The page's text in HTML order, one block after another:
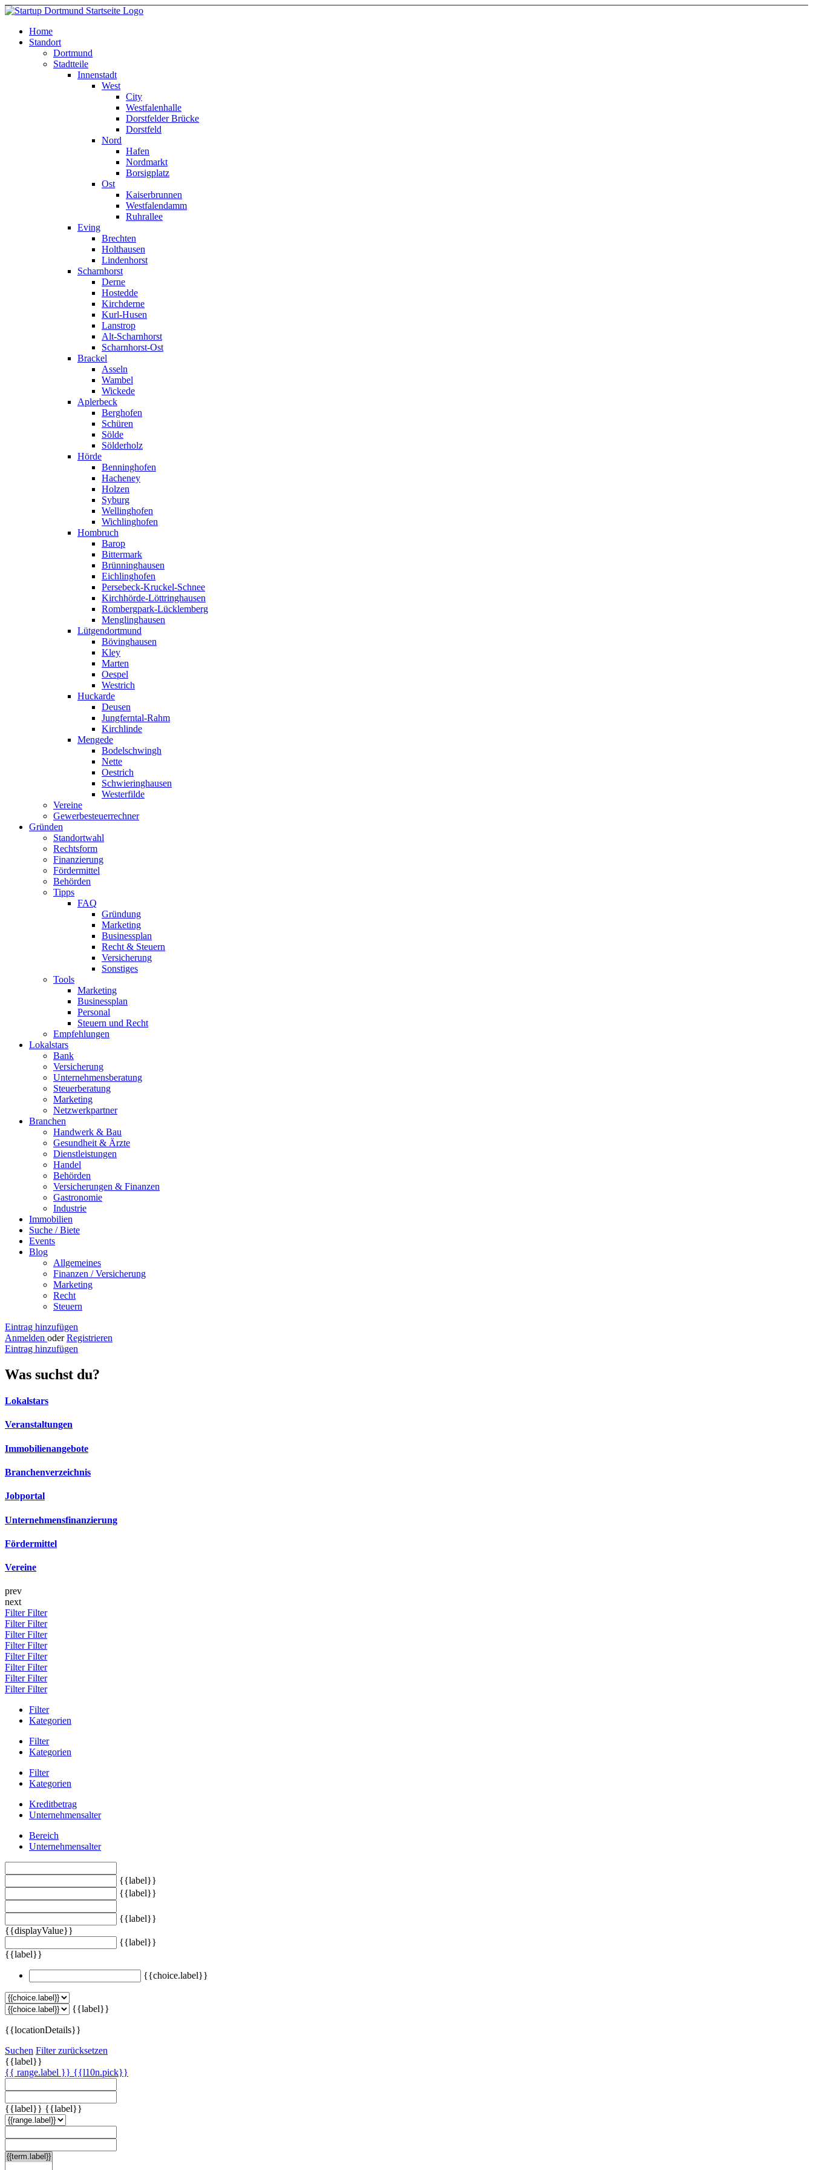
Home
Standort
Dortmund
Stadtteile
Innenstadt
West
City
Westfalenhalle
Dorstfelder Brücke
Dorstfeld
Nord
Hafen
Nordmarkt
Borsigplatz
Ost
Kaiserbrunnen
Westfalendamm
Ruhrallee
Eving
Brechten
Holthausen
Lindenhorst
Scharnhorst
Derne
Hostedde
Kirchderne
Kurl-Husen
Lanstrop
Alt-Scharnhorst
Scharnhorst-Ost
Brackel
Asseln
Wambel
Wickede
Aplerbeck
Berghofen
Schüren
Sölde
Sölderholz
Hörde
Benninghofen
Hacheney
Holzen
Syburg
Wellinghofen
Wichlinghofen
Hombruch
Barop
Bittermark
Brünninghausen
Eichlinghofen
Persebeck-Kruckel-Schnee
Kirchhörde-Löttringhausen
Rombergpark-Lücklemberg
Menglinghausen
Lütgendortmund
Bövinghausen
Kley
Marten
Oespel
Westrich
Huckarde
Deusen
Jungferntal-Rahm
Kirchlinde
Mengede
Bodelschwingh
Nette
Oestrich
Schwieringhausen
Westerfilde
Vereine
Gewerbesteuerrechner
Gründen
Standortwahl
Rechtsform
Finanzierung
Fördermittel
Behörden
Tipps
FAQ
Gründung
Marketing
Businessplan
Recht & Steuern
Versicherung
Sonstiges
Tools
Marketing
Businessplan​
Personal
Steuern und Recht
Empfehlungen
Lokalstars
Bank
Versicherung
Unternehmensberatung
Steuerberatung
Marketing
Netzwerkpartner
Branchen
Handwerk & Bau
Gesundheit & Ärzte
Dienstleistungen
Handel
Behörden
Versicherungen & Finanzen
Gastronomie
Industrie
Immobilien
Suche / Biete
Events
Blog
Allgemeines
Finanzen / Versicherung
Marketing
Recht
Steuern
Eintrag hinzufügen
Anmelden oder Registrieren
Eintrag hinzufügen
Was suchst du?
Lokalstars
Veranstaltungen
Immobilienangebote
Branchenverzeichnis
Jobportal
Unternehmensfinanzierung
Fördermittel
Vereine
prev
next
FilterFilter
FilterFilter
FilterFilter
FilterFilter
FilterFilter
FilterFilter
FilterFilter
FilterFilter
Filter
Kategorien
Filter
Kategorien
Filter
Kategorien
Kreditbetrag
Unternehmensalter
Bereich
Unternehmensalter
{{label}}
{{label}}
{{label}}
{{displayValue}}
{{label}}
{{label}}
{{choice.label}}
{{label}}
{{locationDetails}}
Suchen Filter zurücksetzen
{{label}}
{{ range.label }} {{l10n.pick}}
{{label}} {{label}}